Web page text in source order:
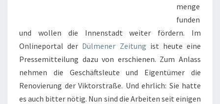
menge
funden
und wollen die Innenstadt weiter fördern. Im
Onlineportal der Dülmener Zeitung ist heute eine
Pressemitteilung dazu von erschienen. Zum Anlass
nehmen die Geschäftsleute und Eigentümer die
Renovierung der Viktorstraße. Und ehrlich: Sie hatte
es auch bitter nötig. Nun sind die Arbeiten seit einigen